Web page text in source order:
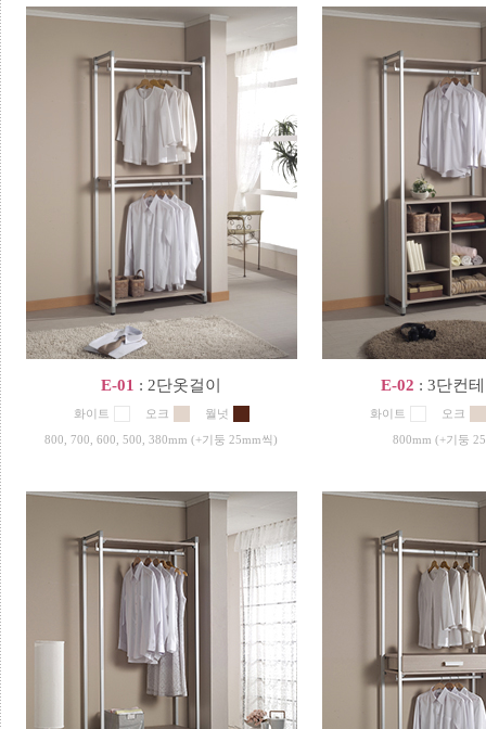
E-01 : 2단옷걸이
화이트 오크 월넛
800, 700, 600, 500, 380mm (+기둥 25mm씩)
E-02 : 3단컨
화이트 오크
800mm (+기둥